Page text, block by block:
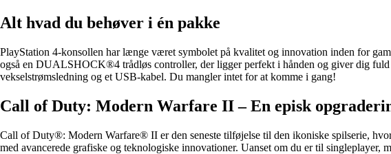
Alt hvad du behøver i én pakke
PlayStation 4-konsollen har længe været symbolet på kvalitet og innovation inden for
også en DUALSHOCK®4 trådløs controller, der ligger perfekt i hånden og giver dig
vekselstrømsledning og et USB-kabel. Du mangler intet for at komme i gang!
Call of Duty: Modern Warfare II – En episk
Call of Duty®: Modern Warfare® II er den seneste tilføjelse til den ikoniske spilserie,
med avancerede grafiske og teknologiske innovationer. Uanset om du er til